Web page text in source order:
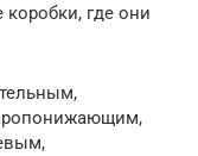
где они